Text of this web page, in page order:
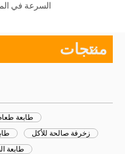
السرعة في
منتجات
طابعة
زخرفة صالحة للأكل
طابعة